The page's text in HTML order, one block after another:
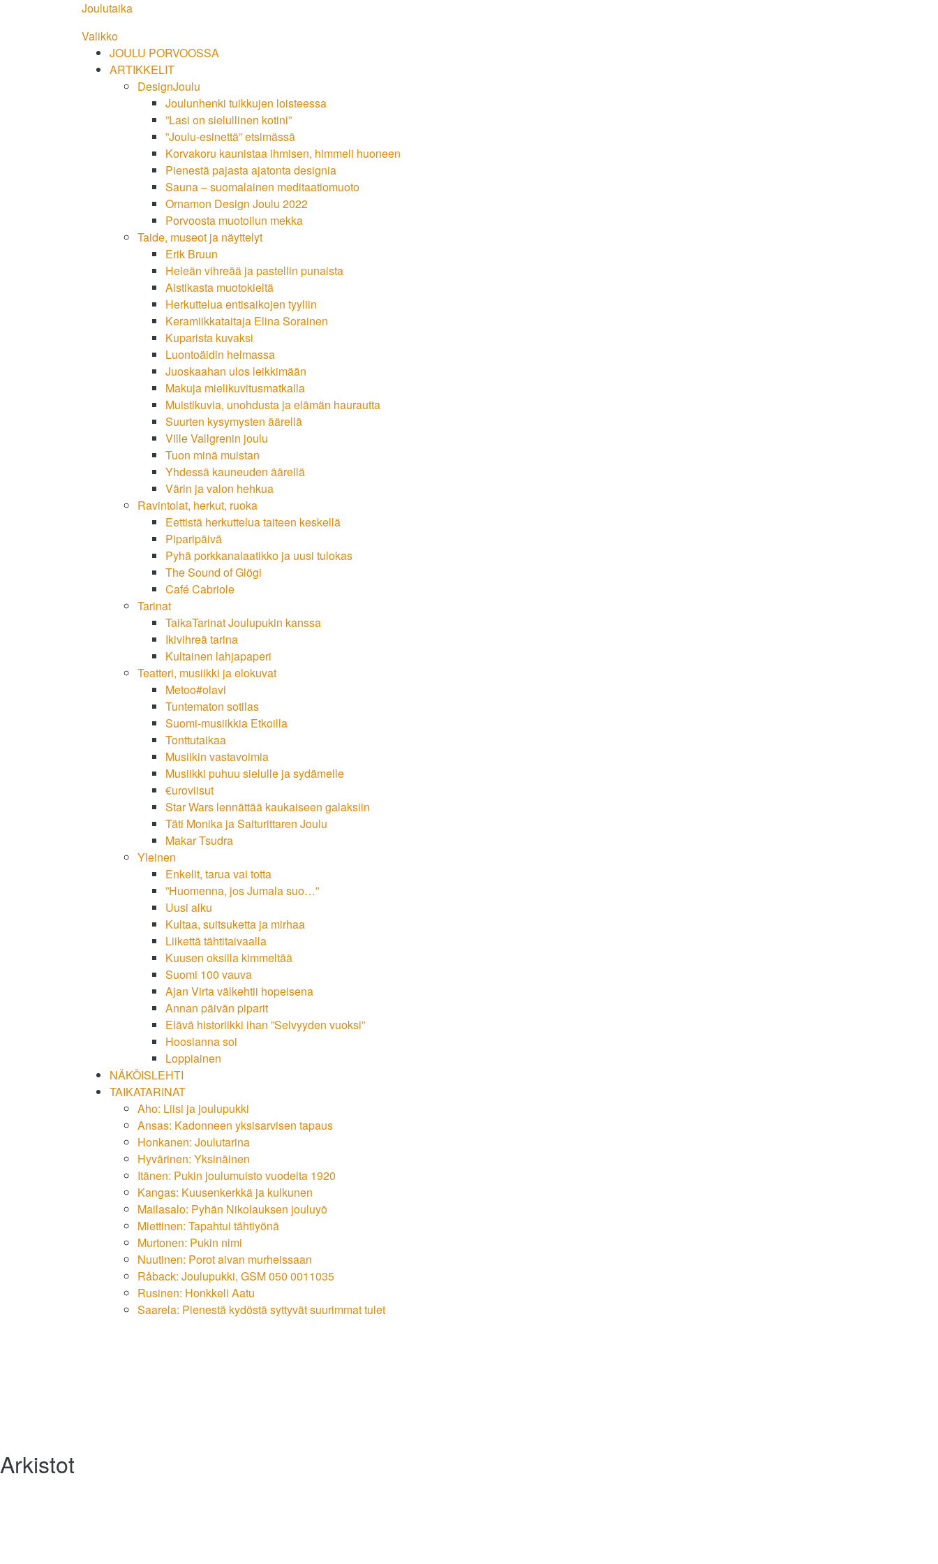
Joulutaika
Valikko
JOULU PORVOOSSA
ARTIKKELIT
DesignJoulu
Joulunhenki tuikkujen loisteessa
”Lasi on sielullinen kotini”
”Joulu-esinettä” etsimässä
Korvakoru kaunistaa ihmisen, himmeli huoneen
Pienestä pajasta ajatonta designia
Sauna – suomalainen meditaatiomuoto
Ornamon Design Joulu 2022
Porvoosta muotoilun mekka
Taide, museot ja näyttelyt
Erik Bruun
Heleän vihreää ja pastellin punaista
Aistikasta muotokieltä
Herkuttelua entisaikojen tyyliin
Keramiikkataitaja Elina Sorainen
Kuparista kuvaksi
Luontoäidin helmassa
Juoskaahan ulos leikkimään
Makuja mielikuvitusmatkalla
Muistikuvia, unohdusta ja elämän haurautta
Suurten kysymysten äärellä
Ville Vallgrenin joulu
Tuon minä muistan
Yhdessä kauneuden äärellä
Värin ja valon hehkua
Ravintolat, herkut, ruoka
Eettistä herkuttelua taiteen keskellä
Piparipäivä
Pyhä porkkanalaatikko ja uusi tulokas
The Sound of Glögi
Café Cabriole
Tarinat
TaikaTarinat Joulupukin kanssa
Ikivihreä tarina
Kultainen lahjapaperi
Teatteri, musiikki ja elokuvat
Metoo#olavi
Tuntematon sotilas
Suomi-musiikkia Etkoilla
Tonttutaikaa
Musiikin vastavoimia
Musiikki puhuu sielulle ja sydämelle
€uroviisut
Star Wars lennättää kaukaiseen galaksiin
Täti Monika ja Saiturittaren Joulu
Makar Tsudra
Yleinen
Enkelit, tarua vai totta
”Huomenna, jos Jumala suo…”
Uusi alku
Kultaa, suitsuketta ja mirhaa
Liikettä tähtitaivaalla
Kuusen oksilla kimmeltää
Suomi 100 vauva
Ajan Virta välkehtii hopeisena
Annan päivän piparit
Elävä historiikki ihan ”Selvyyden vuoksi”
Hoosianna soi
Loppiainen
NÄKÖISLEHTI
TAIKATARINAT
Aho: Liisi ja joulupukki
Ansas: Kadonneen yksisarvisen tapaus
Honkanen: Joulutarina
Hyvärinen: Yksinäinen
Itänen: Pukin joulumuisto vuodelta 1920
Kangas: Kuusenkerkkä ja kulkunen
Mailasalo: Pyhän Nikolauksen jouluyö
Miettinen: Tapahtui tähtiyönä
Murtonen: Pukin nimi
Nuutinen: Porot aivan murheissaan
Råback: Joulupukki, GSM 050 0011035
Rusinen: Honkkeli Aatu
Saarela: Pienestä kydöstä syttyvät suurimmat tulet
Arkistot